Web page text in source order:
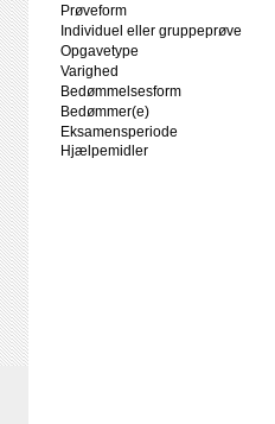
Prøveform
Individuel eller gruppeprøve
Opgavetype
Varighed
Bedømmelsesform
Bedømmer(e)
Eksamensperiode
Hjælpemidler